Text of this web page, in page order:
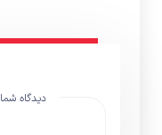
دیدگاه شما